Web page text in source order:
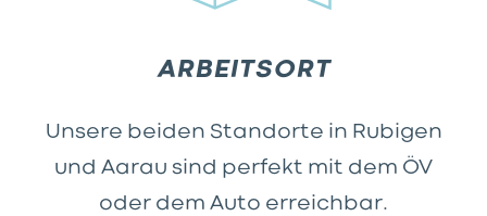
ARBEITSORT
Unsere beiden Standorte in Rubigen
und Aarau sind perfekt mit dem ÖV
oder dem Auto erreichbar.